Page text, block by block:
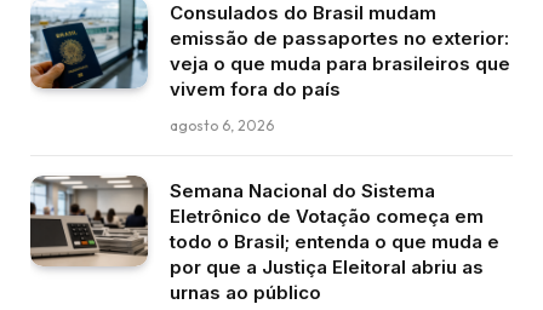
Consulados do Brasil mudam
emissão de passaportes no exterior:
veja o que muda para brasileiros que
vivem fora do país
agosto 6, 2026
Semana Nacional do Sistema
Eletrônico de Votação começa em
todo o Brasil; entenda o que muda e
por que a Justiça Eleitoral abriu as
urnas ao público